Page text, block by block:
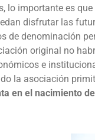
lo importante es
disfrutar las
de denominación
original no
e
la asociación
en el nacimiento